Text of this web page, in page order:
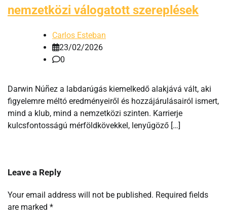
nemzetközi válogatott szereplések
Carlos Esteban
23/02/2026
0
Darwin Núñez a labdarúgás kiemelkedő alakjává vált, aki
figyelemre méltó eredményeiről és hozzájárulásairól ismert,
mind a klub, mind a nemzetközi szinten. Karrierje
kulcsfontosságú mérföldkövekkel, lenyűgöző […]
Leave a Reply
Your email address will not be published. Required fields
are marked *